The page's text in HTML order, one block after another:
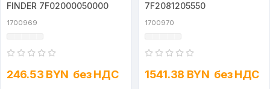
FINDER 7F02000050000
1700969
246.53 BYN без НДС
7F2081205550
1700970
1541.38 BYN без НДС